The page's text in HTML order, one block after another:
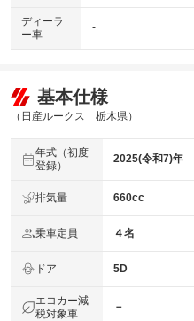
ディーラ
ー車
-
基本仕様
（日産ルークス 栃木県）
年式（初度
登録）
2025(令和7)年
排気量 660cc
乗車定員 ４名
ドア 5D
エコカー減
税対象車
－